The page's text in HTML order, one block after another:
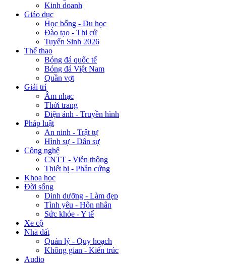
Kinh doanh
Giáo dục
Học bổng - Du học
Đào tạo - Thi cử
Tuyển Sinh 2026
Thể thao
Bóng đá quốc tế
Bóng đá Việt Nam
Quần vợt
Giải trí
Âm nhạc
Thời trang
Điện ảnh - Truyền hình
Pháp luật
An ninh - Trật tự
Hình sự - Dân sự
Công nghệ
CNTT - Viễn thông
Thiết bị - Phần cứng
Khoa học
Đời sống
Dinh dưỡng - Làm đẹp
Tình yêu - Hôn nhân
Sức khỏe - Y tế
Xe cộ
Nhà đất
Quản lý - Quy hoạch
Không gian - Kiến trúc
Audio